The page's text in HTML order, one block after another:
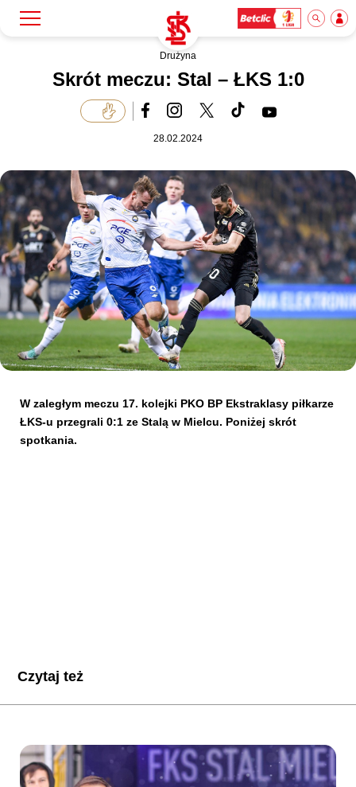
Bilety
Akademia
Biznes
Dla mediów
Kibice
Drużyna
Skrót meczu: Stal – ŁKS 1:0
28.02.2024
W zaległym meczu 17. kolejki PKO BP Ekstraklasy piłkarze
ŁKS-u przegrali 0:1 ze Stalą w Mielcu. Poniżej skrót
spotkania.
Czytaj też